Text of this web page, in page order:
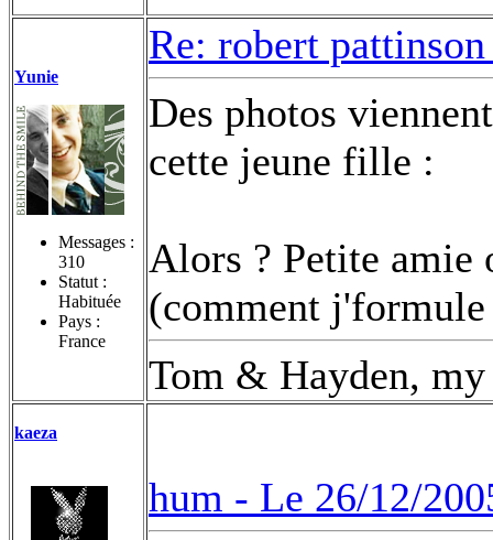
Yunie
Messages :
310
Statut :
Habituée
Pays :
France
Re: robert
Des photos
cette jeune fille :
Alors ? Petite amie
(comment
Tom & Hayden,
kaeza
hum - Le 26/12/